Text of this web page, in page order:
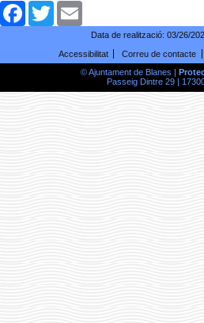
ComparteixFacebookTwitter
Data de realització: 03/26/
Accessibilitat
Correu de contacte
© Ajuntament de Blanes |
Passeig Dintre 29 |